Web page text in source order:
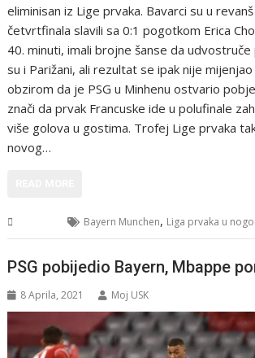
eliminisan iz Lige prvaka. Bavarci su u
četvrtfinala slavili sa 0:1 pogotkom Erica
40. minuti, imali brojne šanse da
su i Parižani, ali rezultat se ipak nije mijenjao
obzirom da je PSG u Minhenu ostvario
znači da prvak Francuske ide u polufinale
više golova u gostima. Trofej Lige prvaka
novog…
Bayern Munchen, Liga prvaka u
PSG pobijedio Bayern, Mbappe
8 Aprila, 2021 Moj USK